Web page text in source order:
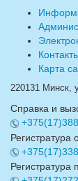
Карта
220131 Минск,
Справка и
Регистратура
Регистратура